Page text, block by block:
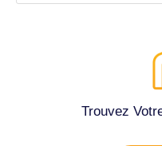
Trouvez